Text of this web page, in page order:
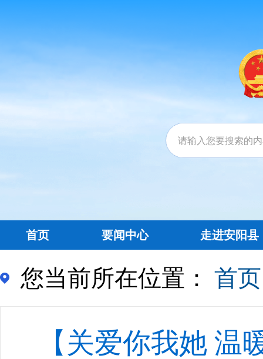
首页 要闻中心 走进安阳县
您当前所在位置： 首页
【关爱你我她